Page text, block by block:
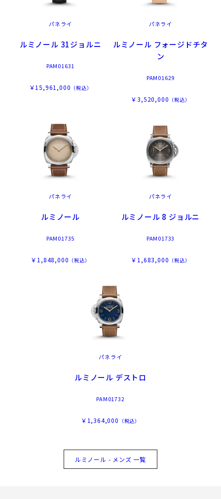
パネライ
ルミノール 31ジョルニ
PAM01631
￥15,961,000 （税込）
パネライ
ルミノール フォージドチタ
ン
PAM01629
￥3,520,000 （税込）
パネライ
ルミノール
PAM01735
￥1,848,000 （税込）
パネライ
ルミノール 8 ジョルニ
PAM01733
￥1,683,000 （税込）
パネライ
ルミノール デストロ
PAM01732
￥1,364,000 （税込）
ルミノール - メンズ 一覧